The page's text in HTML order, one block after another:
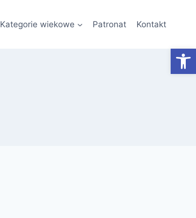
Kategorie wiekowe Patronat Kontakt